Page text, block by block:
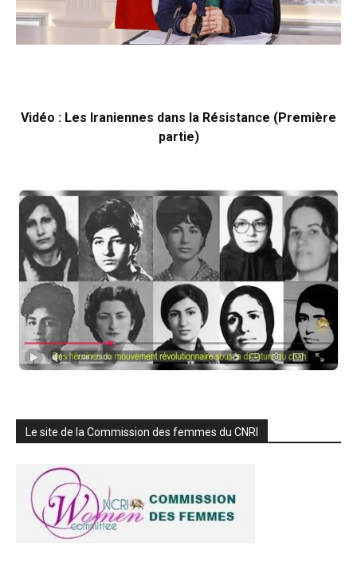
Vidéo : Les Iraniennes dans la Résistance (Première
partie)
Le site de la Commission des femmes du CNRI